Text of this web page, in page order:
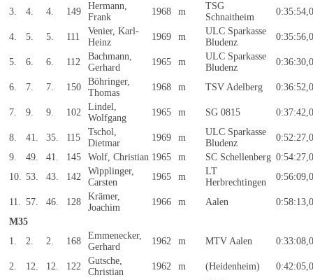
3.
4. 4. 149
Hermann,
Frank
1968 m
TSG
Schnaitheim
4. 5. 5. 111
Venier, Karl-
Heinz
1969 m
ULC Sparkasse
Bludenz
5. 6. 6. 112
Bachmann,
Gerhard
1965 m
ULC Sparkasse
Bludenz
6. 7. 7. 150
Böhringer,
Thomas
1968 m TSV Adelberg
7. 9. 9. 102
Lindel,
Wolfgang
1965 m SG 0815
8. 41. 35. 115
Tschol,
Dietmar
1969 m
ULC Sparkasse
Bludenz
9.
49. 41. 145 Wolf, Christian 1965 m SC Schellenberg
10. 53. 43. 142
Wipplinger,
Carsten
1965 m
LT
Herbrechtingen
11. 57. 46. 128
Krämer,
Joachim
1966 m Aalen
M35
1.
2. 2. 168
Emmenecker,
Gerhard
1962 m MTV Aalen
2. 12. 12. 122
Gutsche,
Christian
1962 m (Heidenheim)